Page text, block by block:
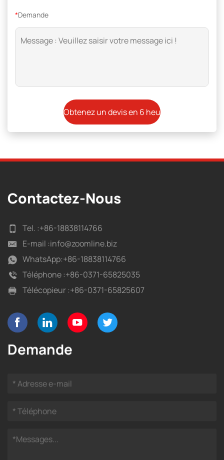
*Demande
Contactez-Nous
Tel. :+86-18838114766
E-mail :info@zoomline.biz
WhatsApp:+86-18838114766
Téléphone :+86-0371-65825035
Télécopieur :+86-0371-65825607
Demande